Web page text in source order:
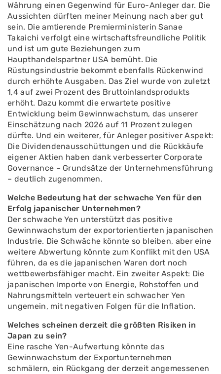
Währung einen Gegenwind für Euro-Anleger dar. Die
Aussichten dürften meiner Meinung nach aber gut
sein. Die amtierende Premierministerin Sanae
Takaichi verfolgt eine wirtschaftsfreundliche Politik
und ist um gute Beziehungen zum
Haupthandelspartner USA bemüht. Die
Rüstungsindustrie bekommt ebenfalls Rückenwind
durch erhöhte Ausgaben. Das Ziel wurde von zuletzt
1,4 auf zwei Prozent des Bruttoinlandsprodukts
erhöht. Dazu kommt die erwartete positive
Entwicklung beim Gewinnwachstum, das unserer
Einschätzung nach 2026 auf 11 Prozent zulegen
dürfte. Und ein weiterer, für Anleger positiver Aspekt:
Die Dividendenausschüttungen und die Rückkäufe
eigener Aktien haben dank verbesserter Corporate
Governance – Grundsätze der Unternehmensführung
– deutlich zugenommen.
Welche Bedeutung hat der schwache Yen für den
Erfolg japanischer Unternehmen?
Der schwache Yen unterstützt das positive
Gewinnwachstum der exportorientierten japanischen
Industrie. Die Schwäche könnte so bleiben, aber eine
weitere Abwertung könnte zum Konflikt mit den USA
führen, da es die japanischen Waren dort noch
wettbewerbsfähiger macht. Ein zweiter Aspekt: Die
japanischen Importe von Energie, Rohstoffen und
Nahrungsmitteln verteuert ein schwacher Yen
ungemein, mit negativen Folgen für die Inflation.
Welches scheinen derzeit die größten Risiken in
Japan zu sein?
Eine rasche Yen-Aufwertung könnte das
Gewinnwachstum der Exportunternehmen
schmälern, ein Rückgang der derzeit angemessenen